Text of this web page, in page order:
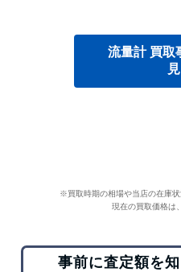
流量計 買取
※買取時期の相場や当店の在庫状
現在の買取価格は
事前に査定額を